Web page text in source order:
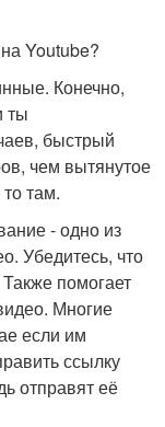
Youtube?
Конечно,
ты
быстрый
чем вытянутое
там.
- одно из
Убедитесь, что
помогает
Многие
если им
ссылку
отправят её